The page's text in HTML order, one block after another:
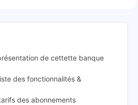
de cettette banque
des fonctionnalités &
des abonnements